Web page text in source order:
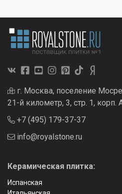
г. Москва, поселение
21-й километр, 3, стр. 1, корп.
+7 (495) 179-37-37
info@royalstone.ru
Керамическая плитка:
Испанская